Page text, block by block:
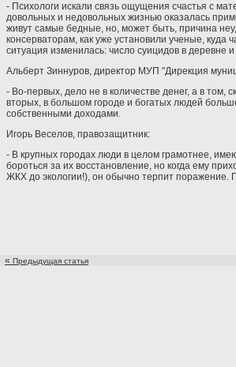
- Психологи искали связь ощущения счастья с
довольных и недовольных жизнью оказалась
живут самые бедные, но, может быть, причина
консерваторам, как уже установили ученые,
ситуация изменилась: число суицидов в деревне
Альберт Зиннуров, директор МУП "Дирекция
- Во-первых, дело не в количестве денег, а в том,
вторых, в большом городе и богатых людей
собственными доходами.
Игорь Веселов, правозащитник:
- В крупных городах люди в целом грамотнее,
бороться за их восстановление, но когда ему
ЖКХ до экологии!), он обычно терпит поражение.
« Предыдущая статья